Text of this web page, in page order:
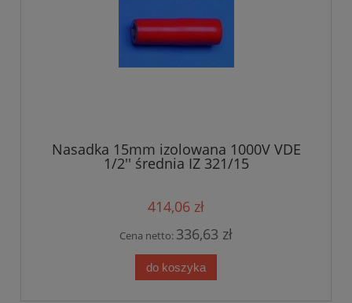
Nasadka 15mm izolowana 1000V VDE
1/2'' średnia IZ 321/15
414,06 zł
Cena netto: 336,63 zł
do koszyka